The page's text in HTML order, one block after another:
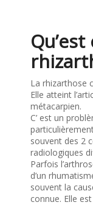
La rhizarthose
Elle atteint
métacarpien.
C’ est un
souvent des 2
radiologiques
Parfois
d’un
souvent la
connue. Elle